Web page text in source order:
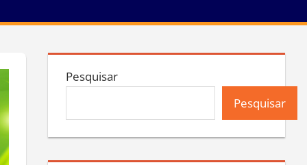
Pesquisar
Pesquisar